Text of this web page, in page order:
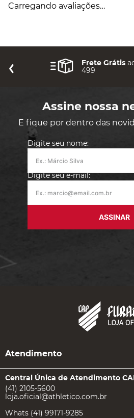
Carregando avaliações…
Frete Grátis
499
Assine nossa
E fique por dentro das
Digite seu nome:
Digite seu e-mail:
ASSINAR
Atendimento
Central Única de Atendimento
(41) 2105-5600
loja.oficial@athletico.com.br
Whats (41) 99171-9285